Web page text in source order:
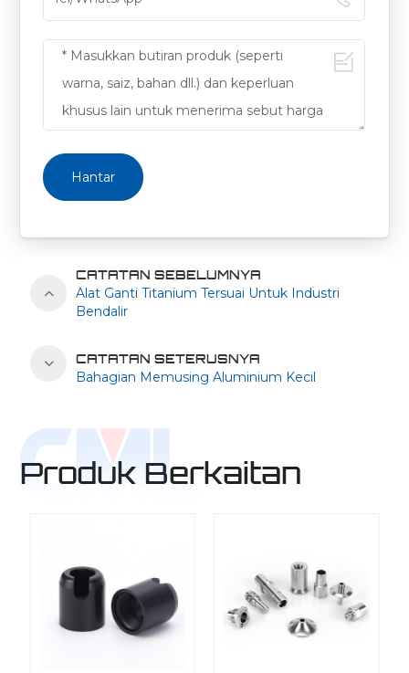
Hantar
CATATAN SEBELUMNYA
Alat Ganti Titanium Tersuai Untuk Industri
Bendalir
CATATAN SETERUSNYA
Bahagian Memusing Aluminium Kecil
Produk Berkaitan